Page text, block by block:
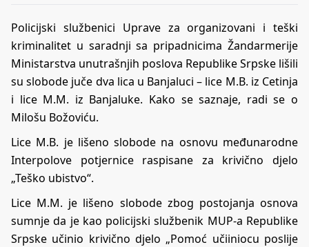
Policijski službenici Uprave za organizovani i teški
kriminalitet u saradnji sa pripadnicima Žandarmerije
Ministarstva unutrašnjih poslova Republike Srpske lišili
su slobode juče dva lica u Banjaluci – lice M.B. iz Cetinja
i lice M.M. iz Banjaluke. Kako se saznaje, radi se o
Milošu Božoviću.
Lice M.B. je lišeno slobode na osnovu međunarodne
Interpolove potjernice raspisane za krivično djelo
„Teško ubistvo“.
Lice M.M. je lišeno slobode zbog postojanja osnova
sumnje da je kao policijski službenik MUP-a Republike
Srpske učinio krivično djelo „Pomoć učiiniocu poslije